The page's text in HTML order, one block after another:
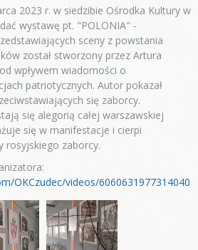
2023 r. w siedzibie Ośrodka Kultury w
wystawę pt. "POLONIA" -
sceny z powstania
został stworzony przez Artura
wpływem wiadomości o
patriotycznych. Autor pokazał
się zaborcy.
się alegorią całej warszawskiej
się w manifestacje i cierpi
rosyjskiego zaborcy.
OKCzudec/videos/6060631977314040